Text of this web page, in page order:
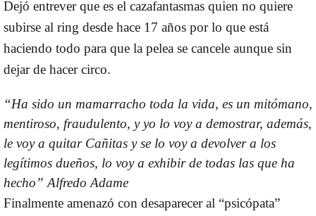
Dejó entrever que es el cazafantasmas quien no quiere
subirse al ring desde hace 17 años por lo que está
haciendo todo para que la pelea se cancele aunque sin
dejar de hacer circo.
“Ha sido un mamarracho toda la vida, es un mitómano,
mentiroso, fraudulento, y yo lo voy a demostrar, además,
le voy a quitar Cañitas y se lo voy a devolver a los
legítimos dueños, lo voy a exhibir de todas las que ha
hecho” Alfredo Adame
Finalmente amenazó con desaparecer al “psicópata”